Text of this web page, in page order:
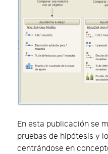
En esta publicación se
pruebas de hipótesis y
centrándose en